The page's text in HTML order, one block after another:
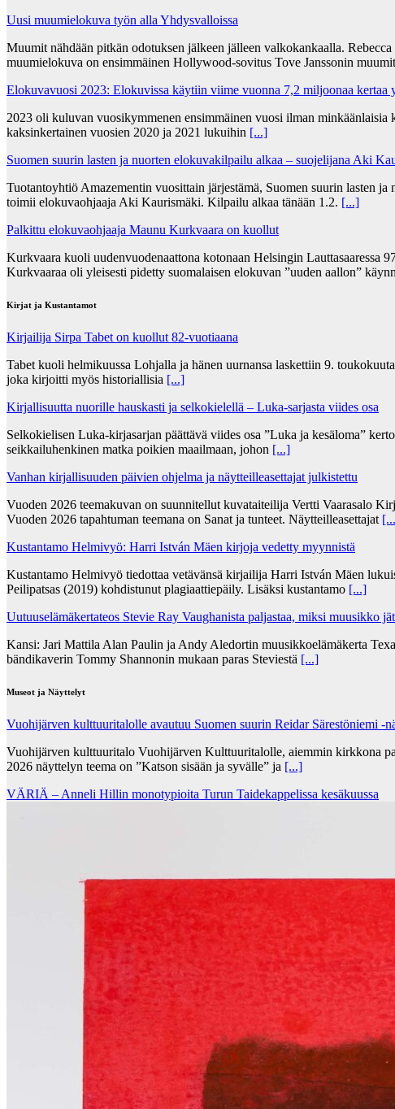
Uusi muumielokuva työn alla Yhdysvalloissa
Muumit nähdään pitkän odotuksen jälkeen jälleen valkokankaalla.
muumielokuva on ensimmäinen Hollywood-sovitus Tove Janssonin
Elokuvavuosi 2023: Elokuvissa käytiin viime vuonna 7,2 miljoonaa kertaa
2023 oli kuluvan vuosikymmenen ensimmäinen vuosi ilman
kaksinkertainen vuosien 2020 ja 2021 lukuihin [...]
Suomen suurin lasten ja nuorten elokuvakilpailu alkaa – suojelijana Aki
Tuotantoyhtiö Amazementin vuosittain järjestämä, Suomen suurin lasten
toimii elokuvaohjaaja Aki Kaurismäki. Kilpailu alkaa tänään 1.2. [...]
Palkittu elokuvaohjaaja Maunu Kurkvaara on kuollut
Kurkvaara kuoli uudenvuodenaattona kotonaan Helsingin
Kurkvaaraa oli yleisesti pidetty suomalaisen elokuvan ”uuden aallon”
Kirjat ja Kustantamot
Kirjailija Sirpa Tabet on kuollut 82-vuotiaana
Tabet kuoli helmikuussa Lohjalla ja hänen uurnansa laskettiin 9.
joka kirjoitti myös historiallisia [...]
Kirjallisuutta nuorille hauskasti ja selkokielellä – Luka-sarjasta viides osa
Selkokielisen Luka-kirjasarjan päättävä viides osa ”Luka ja kesäloma”
seikkailuhenkinen matka poikien maailmaan, johon [...]
Vanhan kirjallisuuden päivien ohjelma ja näytteilleasettajat julkistettu
Vuoden 2026 teemakuvan on suunnitellut kuvataiteilija Vertti Vaarasalo
Vuoden 2026 tapahtuman teemana on Sanat ja tunteet. Näytteilleasettajat
Kustantamo Helmivyö: Harri István Mäen kirjoja vedetty myynnistä
Kustantamo Helmivyö tiedottaa vetävänsä kirjailija Harri István Mäen
Peilipatsas (2019) kohdistunut plagiaattiepäily. Lisäksi kustantamo [...]
Uutuuselämäkertateos Stevie Ray Vaughanista paljastaa, miksi muusikko
Kansi: Jari Mattila Alan Paulin ja Andy Aledortin muusikkoelämäkerta
bändikaverin Tommy Shannonin mukaan paras Steviestä [...]
Museot ja Näyttelyt
Vuohijärven kulttuuritalolle avautuu Suomen suurin Reidar Särestöniemi -
Vuohijärven kulttuuritalo Vuohijärven Kulttuuritalolle, aiemmin kirkkona
2026 näyttelyn teema on ”Katson sisään ja syvälle” ja [...]
VÄRIÄ – Anneli Hillin monotypioita Turun Taidekappelissa kesäkuussa